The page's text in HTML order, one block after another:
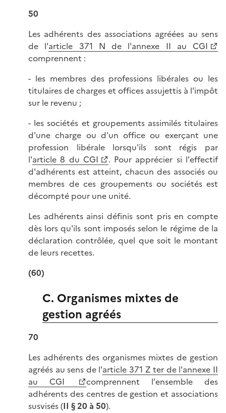
50
Les adhérents des associations agréées au sens
de l'article 371 N de l'annexe II au CGI
comprennent :
- les membres des professions libérales ou les
titulaires de charges et offices assujettis à l'impôt
sur le revenu ;
- les sociétés et groupements assimilés titulaires
d'une charge ou d'un office ou exerçant une
profession libérale lorsqu'ils sont régis par
l'article 8 du CGI
. Pour apprécier si l'effectif
d'adhérents est atteint, chacun des associés ou
membres de ces groupements ou sociétés est
décompté pour une unité.
Les adhérents ainsi définis sont pris en compte
dès lors qu'ils sont imposés selon le régime de la
déclaration contrôlée, quel que soit le montant
de leurs recettes.
(60)
C. Organismes mixtes de
gestion agréés
70
Les adhérents des organismes mixtes de gestion
agréés au sens de l'article 371 Z ter de l'annexe II
au CGI
comprennent l'ensemble des
adhérents des centres de gestion et associations
susvisés (II § 20 à 50).